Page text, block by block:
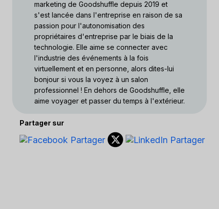
marketing de Goodshuffle depuis 2019 et
s'est lancée dans l'entreprise en raison de sa
passion pour l'autonomisation des
propriétaires d'entreprise par le biais de la
technologie. Elle aime se connecter avec
l'industrie des événements à la fois
virtuellement et en personne, alors dites-lui
bonjour si vous la voyez à un salon
professionnel ! En dehors de Goodshuffle, elle
aime voyager et passer du temps à l'extérieur.
Partager sur